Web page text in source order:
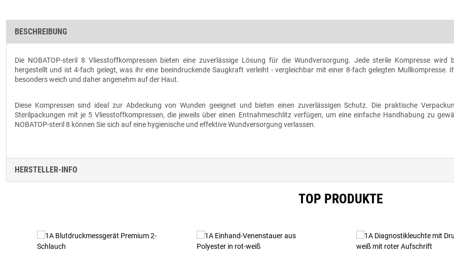
BESCHREIBUNG
Die NOBATOP-steril 8 Vliesstoffkompressen bieten eine zuverlässige Lösung für die Wundversorgung. Jede sterile Kompresse wird
hergestellt und ist 4-fach gelegt, was ihr eine beeindruckende Saugkraft verleiht - vergleichbar mit einer 8-fach gelegten Mullkompresse.
besonders weich und daher angenehm auf der Haut.
Diese Kompressen sind ideal zur Abdeckung von Wunden geeignet und bieten einen zuverlässigen Schutz. Die praktische
Sterilpackungen mit je 5 Vliesstoffkompressen, die jeweils über einen Entnahmeschlitz verfügen, um eine einfache Handhabung zu
NOBATOP-steril 8 können Sie sich auf eine hygienische und effektive Wundversorgung verlassen.
HERSTELLER-INFO
TOP PRODUKTE